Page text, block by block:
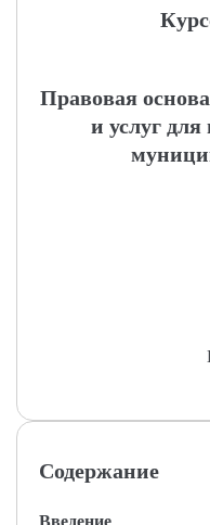
Правовая
и услуг для
Содержание
Введение